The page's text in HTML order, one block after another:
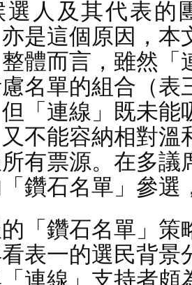
選人及其代表的
是這個原因，本
體而言，雖然「
名單的組合（表
「連線」既未能
不能容納相對溫
有票源。在多議
鑽石名單」參選
「鑽石名單」策
表一的選民背景